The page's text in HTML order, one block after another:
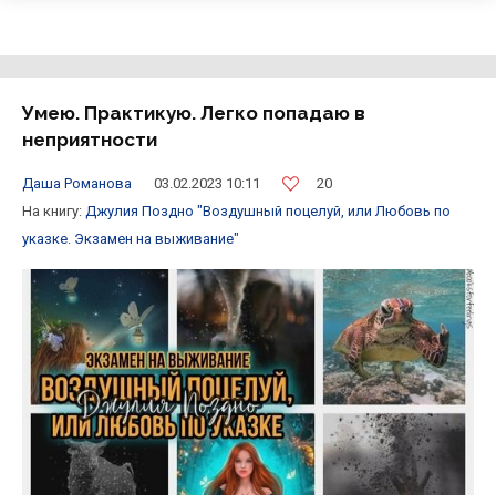
Умею. Практикую. Легко попадаю в
неприятности
Даша Романова 03.02.2023 10:11
20
На книгу: Джулия Поздно "Воздушный поцелуй, или Любовь по
указке. Экзамен на выживание"